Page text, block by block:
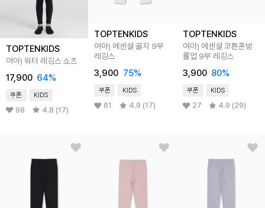
TOPTENKIDS
여아) 워터 레깅스 쇼츠
17,900 64%
쿠폰 KIDS
98 4.8 (17)
TOPTENKIDS
여아) 에센셜 골지 9부
레깅스
3,900 75%
쿠폰 KIDS
61 4.9 (17)
TOPTENKIDS
여아) 에센셜 코튼혼방
롤업 9부 레깅스
3,900 80%
쿠폰 KIDS
27 4.9 (29)